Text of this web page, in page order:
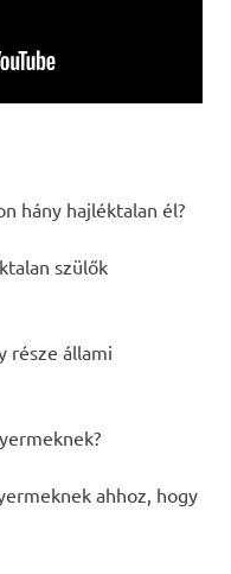
hány hajléktalan él?
szülők
része állami
ahhoz, hogy